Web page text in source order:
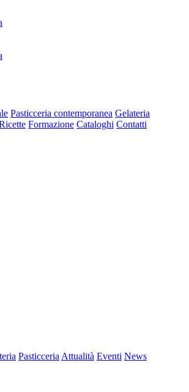
Pasticceria contemporanea Gelateria
Formazione Cataloghi Contatti
Pasticceria Attualità Eventi News